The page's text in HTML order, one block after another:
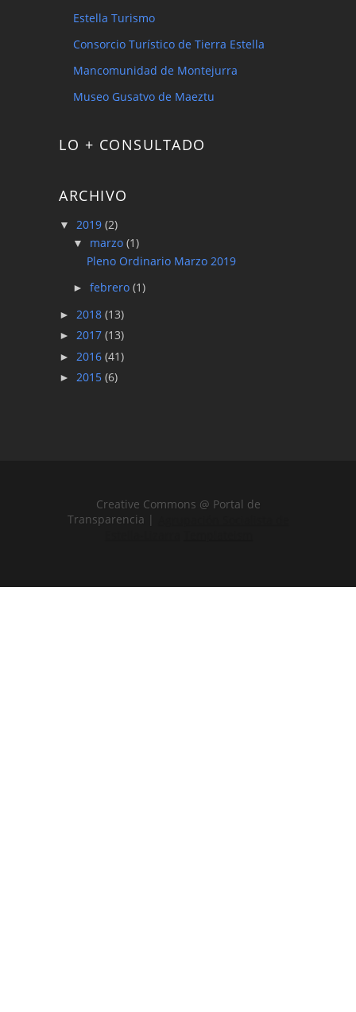
Estella Turismo
Consorcio Turístico de Tierra Estella
Mancomunidad de Montejurra
Museo Gusatvo de Maeztu
LO + CONSULTADO
ARCHIVO
▼ 2019 (2)
▼ marzo (1)
Pleno Ordinario Marzo 2019
► febrero (1)
► 2018 (13)
► 2017 (13)
► 2016 (41)
► 2015 (6)
Creative Commons @ Portal de
Transparencia |